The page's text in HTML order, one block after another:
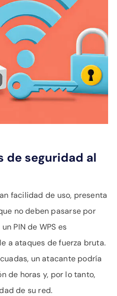
de seguridad al
facilidad de uso, presenta
no deben pasarse por
PIN de WPS es
a ataques de fuerza bruta.
un atacante podría
de horas y, por lo tanto,
de su red.